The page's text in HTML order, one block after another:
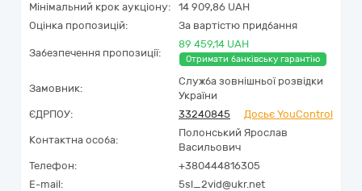
Мінімальний крок аукціону:
14 909,86 UAH
Оцінка пропозицій:
За вартістю придбання
Забезпечення пропозиції:
89 459,14 UAH
Отримати банківську гарантію
Замовник:
Служба зовнішньої розвідки
України
ЄДРПОУ:
33240845 Досьє YouControl
Контактна особа:
Полонський Ярослав
Васильович
Телефон:
+380444816305
E-mail:
5sl_2vid@ukr.net